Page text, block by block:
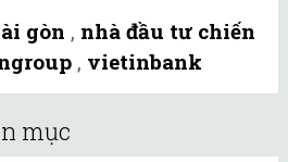
gòn , nhà đầu tư chiến
, vietinbank
mục